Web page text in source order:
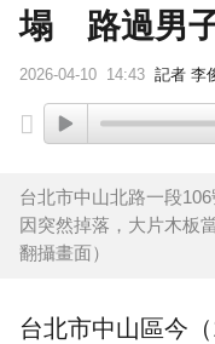
塌 路過男
2026-04-10 14:43 記者 李
台北市中山北路一段
因突然掉落，大片木板
翻攝畫面）
台北市中山區今